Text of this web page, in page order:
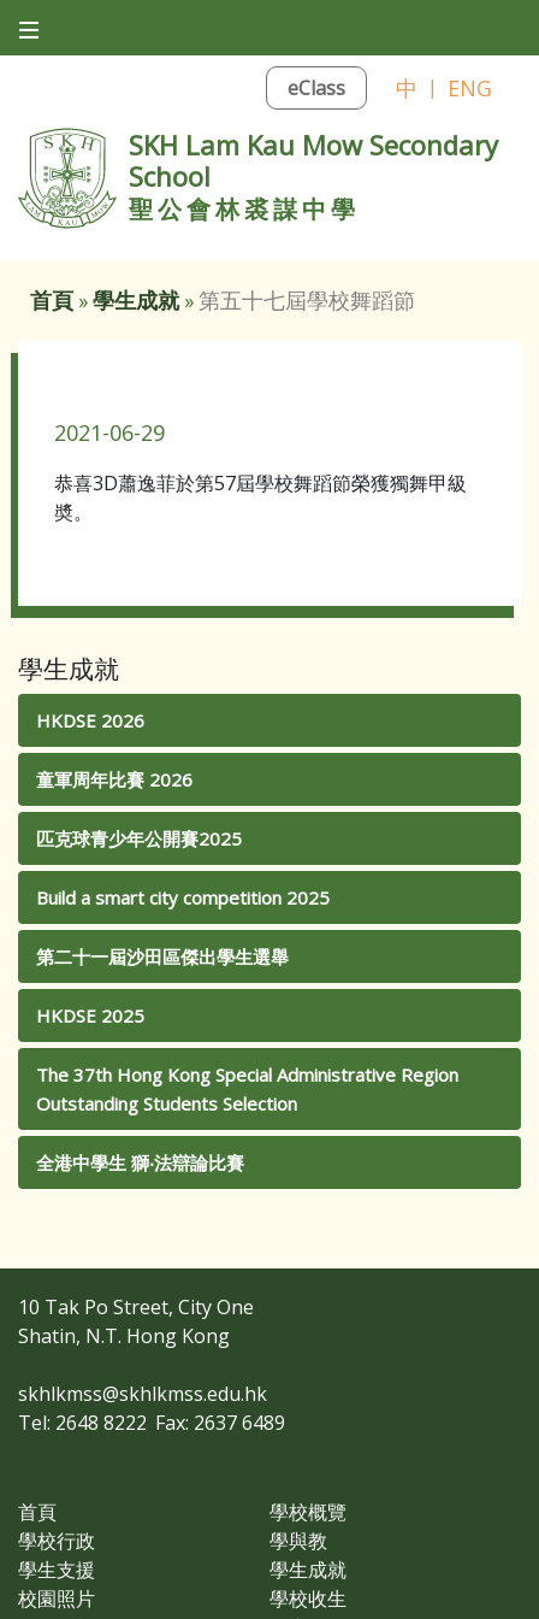
eClass 中 | ENG
SKH Lam Kau Mow Secondary
School
聖公會林裘謀中學
首頁 »學生成就»第五十七屆學校舞蹈節
2021-06-29
恭喜3D蕭逸菲於第57屆學校舞蹈節榮獲獨舞甲級
奬。
學生成就
HKDSE 2026
童軍周年比賽 2026
匹克球青少年公開賽2025
Build a smart city competition 2025
第二十一屆沙田區傑出學生選舉
HKDSE 2025
The 37th Hong Kong Special Administrative Region
Outstanding Students Selection
全港中學生 獅‧法辯論比賽
10 Tak Po Street, City One
Shatin, N.T. Hong Kong
skhlkmss@skhlkmss.edu.hk
Tel: 2648 8222 Fax: 2637 6489
首頁
學校概覽
學校行政
學與教
學生支援
學生成就
校園照片
學校收生